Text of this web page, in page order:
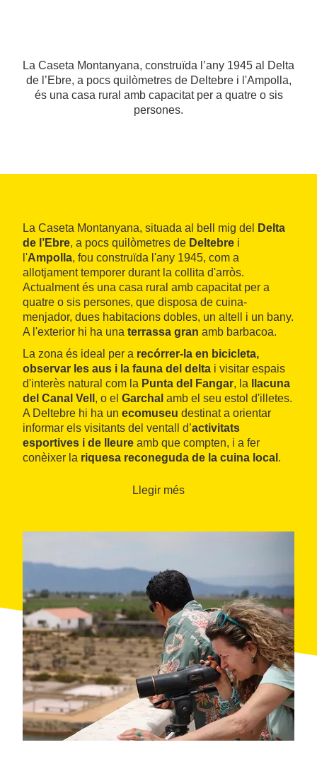
La Caseta Montanyana, construïda l’any 1945 al Delta
de l’Ebre, a pocs quilòmetres de Deltebre i l'Ampolla,
és una casa rural amb capacitat per a quatre o sis
persones.
La Caseta Montanyana, situada al bell mig del
Delta
de l’Ebre, a pocs quilòmetres de Deltebre i
l'Ampolla, fou construïda l'any 1945, com a
allotjament temporer durant la collita d'arròs.
Actualment és una casa rural amb capacitat per a
quatre o sis persones, que disposa de cuina-
menjador, dues habitacions dobles, un altell i un bany.
A l'exterior hi ha una terrassa gran amb barbacoa.
La zona és ideal per a recórrer-la en bicicleta,
observar les aus i la fauna del delta i visitar espais
d'interès natural com la Punta del Fangar, la
llacuna
del Canal Vell , o el Garchal amb el seu estol d'illetes.
A Deltebre hi ha un ecomuseu destinat a orientar
informar els visitants del ventall d’activitats
esportives i de lleure amb que compten, i a fer
conèixer la riquesa reconeguda de la cuina local .
Llegir més